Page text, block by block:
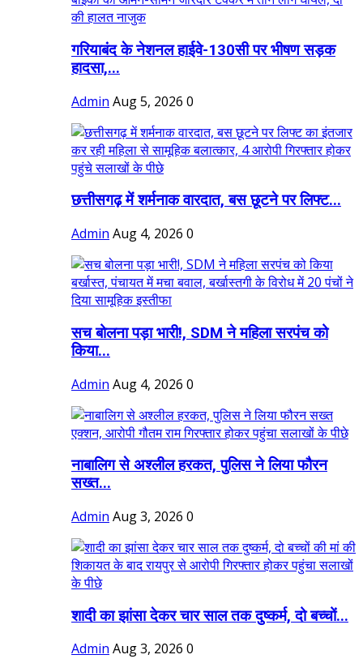
गरियाबंद के नेशनल हाईवे-130सी पर भीषण सड़क
हादसा,...
Admin Aug 5, 2026 0
छत्तीसगढ़ में शर्मनाक वारदात, बस छूटने पर लिफ्ट...
Admin Aug 4, 2026 0
सच बोलना पड़ा भारी!, SDM ने महिला सरपंच को
किया...
Admin Aug 4, 2026 0
नाबालिग से अश्लील हरकत, पुलिस ने लिया फौरन
सख्त...
Admin Aug 3, 2026 0
शादी का झांसा देकर चार साल तक दुष्कर्म, दो बच्चों...
Admin Aug 3, 2026 0